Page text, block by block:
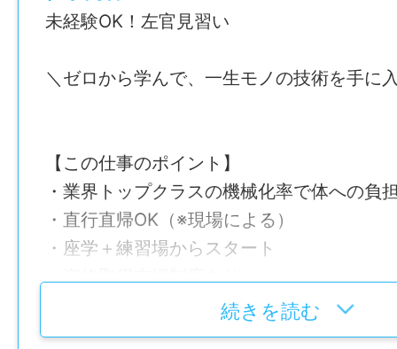
・壁面・床面の左官仕上げ
・ジャンガ補修、コンクリート欠損部補修
【モデル年収例】※賞与無しの年収
・20代 約320万円
・40代 約500万円
未経験OK！左官見習い
＼ゼロから学んで、一生モノの技術を手に
【この仕事のポイント】
・業界トップクラスの機械化率で体への負
・直行直帰OK（※現場による）
・座学＋練習場からスタート
・日祝＋長期休暇あり
・年2回の賞与の他に期末手当あり
続きを読む